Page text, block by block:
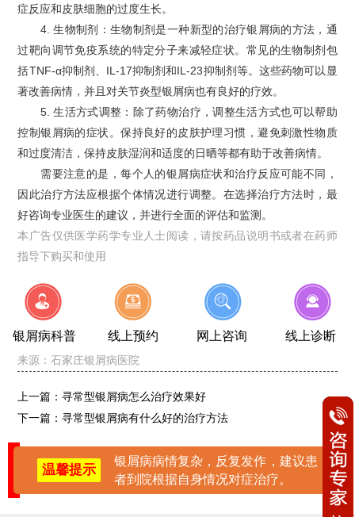
症反应和皮肤细胞的过度生长。
4. 生物制剂：生物制剂是一种新型的治疗银屑病的方法，通
过靶向调节免疫系统的特定分子来减轻症状。常见的生物制剂包
括TNF-α抑制剂、IL-17抑制剂和IL-23抑制剂等。这些药物可以显
著改善病情，并且对关节炎型银屑病也有良好的疗效。
5. 生活方式调整：除了药物治疗，调整生活方式也可以帮助
控制银屑病的症状。保持良好的皮肤护理习惯，避免刺激性物质
和过度清洁，保持皮肤湿润和适度的日晒等都有助于改善病情。
需要注意的是，每个人的银屑病症状和治疗反应可能不同，
因此治疗方法应根据个体情况进行调整。在选择治疗方法时，最
好咨询专业医生的建议，并进行全面的评估和监测。
本广告仅供医学药学专业人士阅读，请按药品说明书或者在药师
指导下购买和使用
银屑病科普 线上预约 网上咨询 线上诊断
来源：石家庄银屑病医院
上一篇：寻常型银屑病怎么治疗效果好
下一篇：寻常型银屑病有什么好的治疗方法
温馨提示
银屑病病情复杂，反复发作，建议患
者到院根据自身情况对症治疗。